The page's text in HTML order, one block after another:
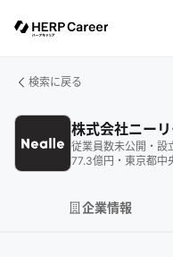
検索に戻る
株式会社ニー
従業員数未公開 ・ 設
77.3億円 ・ 東京都中
企業情報